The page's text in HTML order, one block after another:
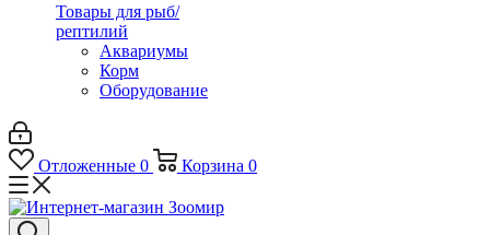
Товары для рыб/
рептилий
Аквариумы
Корм
Оборудование
Отложенные 0 Корзина 0